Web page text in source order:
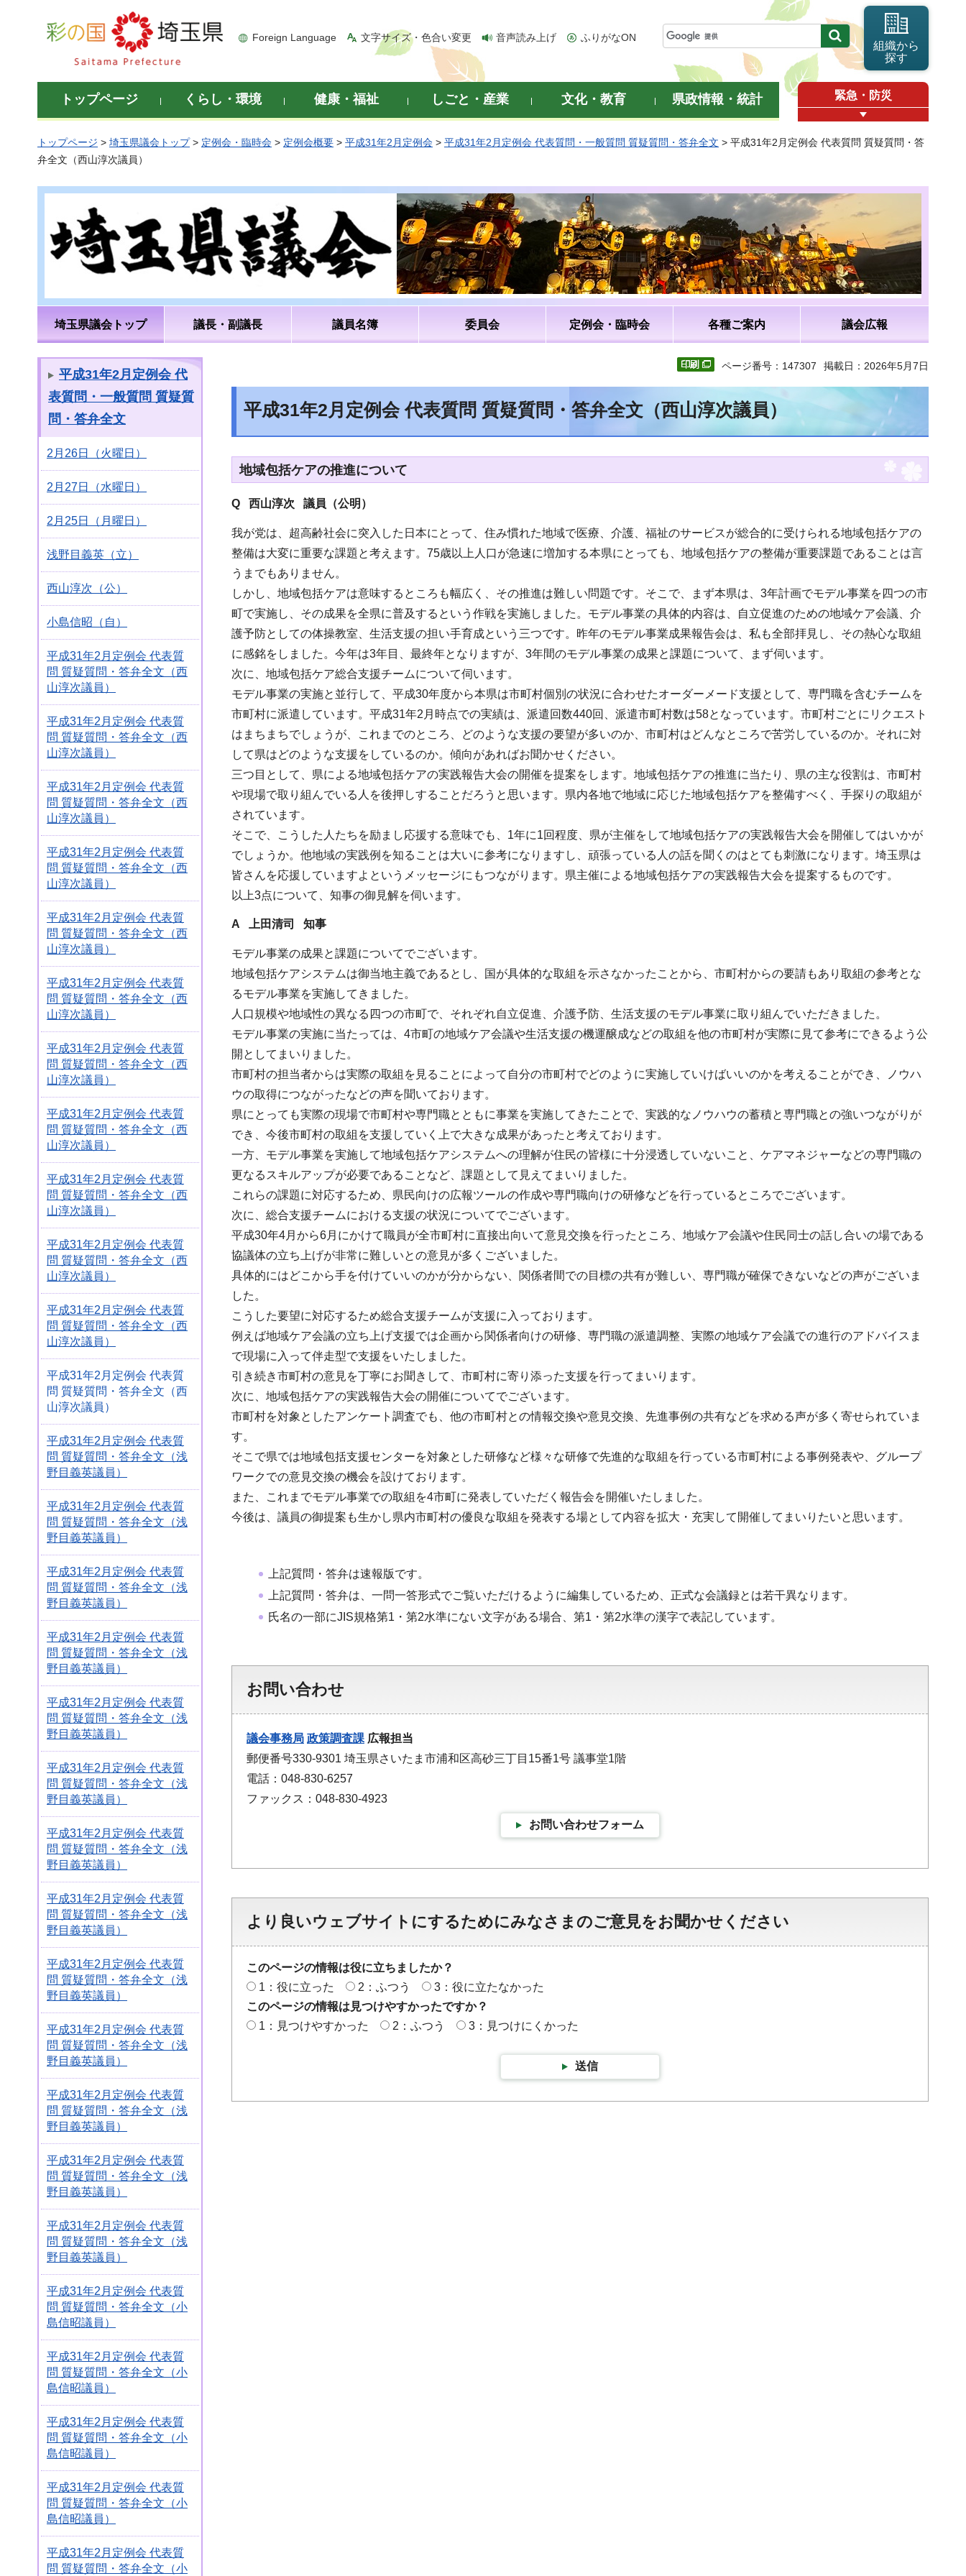
彩の国 埼玉県
Foreign Language 文字サイズ・色合い変更 音声読み上げ ふりがなON
組織から
探す
トップページ くらし・環境 健康・福祉 しごと・産業 文化・教育 県政情報・統計 緊急・防災
トップページ > 埼玉県議会トップ> 定例会・臨時会 > 定例会概要 > 平成31年2月定例会 > 平成31年2月定例会 代表質問・一般質問 質疑質問・答弁全文 > 平成31年2月定例会 代表質問 質疑質問・答
弁全文（西山淳次議員）
埼玉県議会トップ 議長・副議長 議員名簿 委員会 定例会・臨時会 各種ご案内 議会広報
平成31年2月定例会 代
表質問・一般質問 質疑質
問・答弁全文
2月26日（火曜日）
2月27日（水曜日）
2月25日（月曜日）
浅野目義英（立）
西山淳次（公）
小島信昭（自）
平成31年2月定例会 代表質
問 質疑質問・答弁全文（西
山淳次議員）
平成31年2月定例会 代表質
問 質疑質問・答弁全文（西
山淳次議員）
平成31年2月定例会 代表質
問 質疑質問・答弁全文（西
山淳次議員）
平成31年2月定例会 代表質
問 質疑質問・答弁全文（西
山淳次議員）
平成31年2月定例会 代表質
問 質疑質問・答弁全文（西
山淳次議員）
平成31年2月定例会 代表質
問 質疑質問・答弁全文（西
山淳次議員）
平成31年2月定例会 代表質
問 質疑質問・答弁全文（西
山淳次議員）
平成31年2月定例会 代表質
問 質疑質問・答弁全文（西
山淳次議員）
平成31年2月定例会 代表質
問 質疑質問・答弁全文（西
山淳次議員）
平成31年2月定例会 代表質
問 質疑質問・答弁全文（西
山淳次議員）
平成31年2月定例会 代表質
問 質疑質問・答弁全文（西
山淳次議員）
平成31年2月定例会 代表質
問 質疑質問・答弁全文（西
山淳次議員）
平成31年2月定例会 代表質
問 質疑質問・答弁全文（浅
野目義英議員）
平成31年2月定例会 代表質
問 質疑質問・答弁全文（浅
野目義英議員）
平成31年2月定例会 代表質
問 質疑質問・答弁全文（浅
野目義英議員）
平成31年2月定例会 代表質
問 質疑質問・答弁全文（浅
野目義英議員）
平成31年2月定例会 代表質
問 質疑質問・答弁全文（浅
野目義英議員）
平成31年2月定例会 代表質
問 質疑質問・答弁全文（浅
野目義英議員）
平成31年2月定例会 代表質
問 質疑質問・答弁全文（浅
野目義英議員）
平成31年2月定例会 代表質
問 質疑質問・答弁全文（浅
野目義英議員）
平成31年2月定例会 代表質
問 質疑質問・答弁全文（浅
野目義英議員）
平成31年2月定例会 代表質
問 質疑質問・答弁全文（浅
野目義英議員）
平成31年2月定例会 代表質
問 質疑質問・答弁全文（浅
野目義英議員）
平成31年2月定例会 代表質
問 質疑質問・答弁全文（浅
野目義英議員）
平成31年2月定例会 代表質
問 質疑質問・答弁全文（浅
野目義英議員）
平成31年2月定例会 代表質
問 質疑質問・答弁全文（小
島信昭議員）
平成31年2月定例会 代表質
問 質疑質問・答弁全文（小
島信昭議員）
平成31年2月定例会 代表質
問 質疑質問・答弁全文（小
島信昭議員）
平成31年2月定例会 代表質
問 質疑質問・答弁全文（小
島信昭議員）
平成31年2月定例会 代表質
問 質疑質問・答弁全文（小
ページ番号：147307 掲載日：2026年5月7日
平成31年2月定例会 代表質問 質疑質問・答弁全文（西山淳次議員）
地域包括ケアの推進について
Q 西山淳次 議員（公明 ）
我が党は、超高齢社会に突入した日本にとって、住み慣れた地域で医療、介護、福祉のサービスが総合的に受けられる地域包括ケアの
整備は大変に重要な課題と考えます。75歳以上人口が急速に増加する本県にとっても、地域包括ケアの整備が重要課題であることは言
うまでもありません。
しかし、地域包括ケアは意味するところも幅広く、その推進は難しい問題です。そこで、まず本県は、3年計画でモデル事業を四つの市
町で実施し、その成果を全県に普及するという作戦を実施しました。モデル事業の具体的内容は、自立促進のための地域ケア会議、介
護予防としての体操教室、生活支援の担い手育成という三つです。昨年のモデル事業成果報告会は、私も全部拝見し、その熱心な取組
に感銘をしました。今年は3年目、最終年となりますが、3年間のモデル事業の成果と課題について、まず伺います。
次に、地域包括ケア総合支援チームについて伺います。
モデル事業の実施と並行して、平成30年度から本県は市町村個別の状況に合わせたオーダーメード支援として、専門職を含むチームを
市町村に派遣しています。平成31年2月時点での実績は、派遣回数440回、派遣市町村数は58となっています。市町村ごとにリクエスト
はまちまちでしょうが、これまでのところ、どのような支援の要望が多いのか、市町村はどんなところで苦労しているのか。それに対
して県はどのような支援をしているのか。傾向があればお聞かせください。
三つ目として、県による地域包括ケアの実践報告大会の開催を提案をします。地域包括ケアの推進に当たり、県の主な役割は、市町村
や現場で取り組んでいる人を後押しすることだろうと思います。県内各地で地域に応じた地域包括ケアを整備すべく、手探りの取組が
されています。
そこで、こうした人たちを励まし応援する意味でも、1年に1回程度、県が主催をして地域包括ケアの実践報告大会を開催してはいかが
でしょうか。他地域の実践例を知ることは大いに参考になりますし、頑張っている人の話を聞くのはとても刺激になります。埼玉県は
皆さんを応援していますよというメッセージにもつながります。県主催による地域包括ケアの実践報告大会を提案するものです。
以上3点について、知事の御見解を伺います。
A 上田清司 知事
モデル事業の成果と課題についてでございます。
地域包括ケアシステムは御当地主義であるとし、国が具体的な取組を示さなかったことから、市町村からの要請もあり取組の参考とな
るモデル事業を実施してきました。
人口規模や地域性の異なる四つの市町で、それぞれ自立促進、介護予防、生活支援のモデル事業に取り組んでいただきました。
モデル事業の実施に当たっては、4市町の地域ケア会議や生活支援の機運醸成などの取組を他の市町村が実際に見て参考にできるよう公
開としてまいりました。
市町村の担当者からは実際の取組を見ることによって自分の市町村でどのように実施していけばいいのかを考えることができ、ノウハ
ウの取得につながったなどの声を聞いております。
県にとっても実際の現場で市町村や専門職とともに事業を実施してきたことで、実践的なノウハウの蓄積と専門職との強いつながりが
でき、今後市町村の取組を支援していく上で大きな成果があったと考えております。
一方、モデル事業を実施して地域包括ケアシステムへの理解が住民の皆様に十分浸透していないこと、ケアマネジャーなどの専門職の
更なるスキルアップが必要であることなど、課題として見えてまいりました。
これらの課題に対応するため、県民向けの広報ツールの作成や専門職向けの研修などを行っているところでございます。
次に、総合支援チームにおける支援の状況についてでございます。
平成30年4月から6月にかけて職員が全市町村に直接出向いて意見交換を行ったところ、地域ケア会議や住民同士の話し合いの場である
協議体の立ち上げが非常に難しいとの意見が多くございました。
具体的にはどこから手を付けていいのかが分からない、関係者間での目標の共有が難しい、専門職が確保できないなどの声がございま
した。
こうした要望に対応するため総合支援チームが支援に入っております。
例えば地域ケア会議の立ち上げ支援では企画から関係者向けの研修、専門職の派遣調整、実際の地域ケア会議での進行のアドバイスま
で現場に入って伴走型で支援をいたしました。
引き続き市町村の意見を丁寧にお聞きして、市町村に寄り添った支援を行ってまいります。
次に、地域包括ケアの実践報告大会の開催についてでございます。
市町村を対象としたアンケート調査でも、他の市町村との情報交換や意見交換、先進事例の共有などを求める声が多く寄せられていま
す。
そこで県では地域包括支援センターを対象とした研修など様々な研修で先進的な取組を行っている市町村による事例発表や、グループ
ワークでの意見交換の機会を設けております。
また、これまでモデル事業での取組を4市町に発表していただく報告会を開催いたしました。
今後は、議員の御提案も生かし県内市町村の優良な取組を発表する場として内容を拡大・充実して開催してまいりたいと思います。
上記質問・答弁は速報版です。
上記質問・答弁は、一問一答形式でご覧いただけるように編集しているため、正式な会議録とは若干異なります。
氏名の一部にJIS規格第1・第2水準にない文字がある場合、第1・第2水準の漢字で表記しています。
お問い合わせ
議会事務局 政策調査課 広報担当
郵便番号330-9301 埼玉県さいたま市浦和区高砂三丁目15番1号 議事堂1階
電話：048-830-6257
ファックス：048-830-4923
お問い合わせフォーム
より良いウェブサイトにするためにみなさまのご意見をお聞かせください
このページの情報は役に立ちましたか？
1：役に立った
2：ふつう
3：役に立たなかった
このページの情報は見つけやすかったですか？
1：見つけやすかった
2：ふつう 3：見つけにくかった
送信